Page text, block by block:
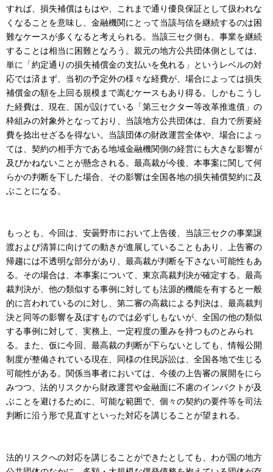
すれば、損失補償はもはや、これまで通り優良保証として扱われな
くなることを意味し、金融機関にとって当該与信を継続するのは困
難なケースが多くなると考えられる。当該三セク側も、事業を継続
することは相当に困難となろう。親元の地方公共団体側としては、
単に「約定通りの損失補償金の支払いを免れる」というレベルの対
応では済まず、当初の予定外の様々な経費が、場合によっては損失
補償金の額を上回る規模まで嵩むケースもあり得る。しかもこうし
た経費は、現在、国が設けている「第三セクター等改革推進債」の
枠組みの対象外となっており、当該地方公共団体は、自力で所要経
費を捻出せざるを得ない。当該団体の財政運営全体や、場合によっ
ては、契約の相手方である地域金融機関側の経営にも大きな影響が
及びかねないことが懸念される。最高裁が今後、本事案に関して何
らかの判断を下した場合、その影響は全国各地の損失補償契約に及
ぶことになる。
もっとも、今回は、安曇野市において上告後、当該三セクの事業譲
渡および清算に向けての動きが進展していることもあり、上告審の
帰趨には不透明な部分があり、最高裁が判断を下さない可能性もあ
る。その場合は、本事案について、東京高裁判決が確定する。最高
裁判決が、他の類似する事例に対しても法源的機能を有すると一般
的に言われているのに対し、第二審の高裁による判決は、最高裁判
決と同等の影響を及ぼすものでは必ずしもないが、全国の他の類似
する事例に対して、実務上、一定程度の重みを持つものとみられ
る。また、仮に今回、最高裁の判断が下らないとしても、情報公開
制度が整備されている現在、同様の住民訴訟は、全国各地で生じる
可能性がある。関係当事者においては、今後の上告審の展開をにら
みつつ、法的リスクから財政運営や金融面に不慮のインパクトが及
ぶことを避けるために、可能な範囲で、個々の契約の要件等を司法
判断に沿う形で見直すといった対応を講じることが望まれる。
法的リスクへの対応を講じることができたとしても、わが国の地方